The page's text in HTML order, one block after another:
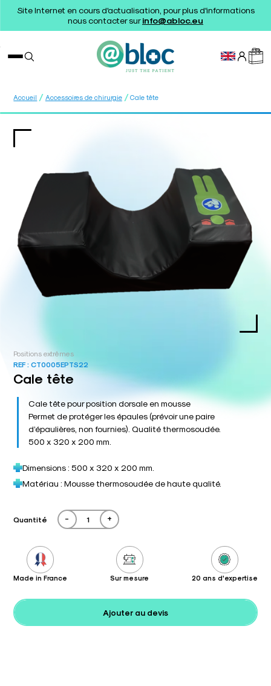
Site Internet en cours d'actualisation, pour plus d'informations
nous contacter surinfo@abloc.eu
Accueil / Accessoires de chirurgie / Cale tête
Positions extrêmes
REF :CT0005EPTS22
Cale tête
Cale tête pour position dorsale en mousse
Permet de protéger les épaules (prévoir une paire
d’épaulières, non fournies). Qualité thermosoudée.
500 x 320 x 200 mm.
Dimensions : 500 x 320 x 200 mm.
Matériau : Mousse thermosoudée de haute qualité.
Quantité - +
Made in France Sur mesure 20 ans d'expertise
Ajouter au devis